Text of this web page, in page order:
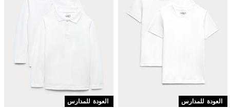
العودة للمدارس العودة للمدارس